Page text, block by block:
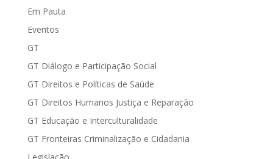
Em Pauta
Eventos
GT
GT Diálogo e Participação Social
GT Direitos e Políticas de Saúde
GT Direitos Humanos Justiça e Reparação
GT Educação e Interculturalidade
GT Fronteiras Criminalização e Cidadania